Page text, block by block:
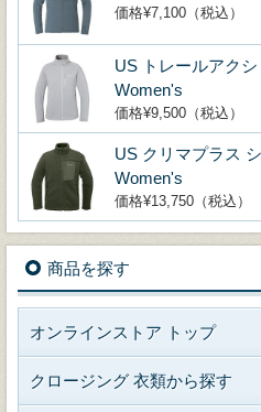
価格¥7,100（税込）
US トレールアク
Women's
価格¥9,500（税込）
US クリマプラス
Women's
価格¥13,750（税込）
商品を探す
オンラインストア トップ
クロージング 衣類から探す